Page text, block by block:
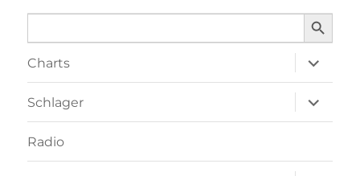
Search
SEARCH
Charts
öffnen
Schlager
öffnen
Radio